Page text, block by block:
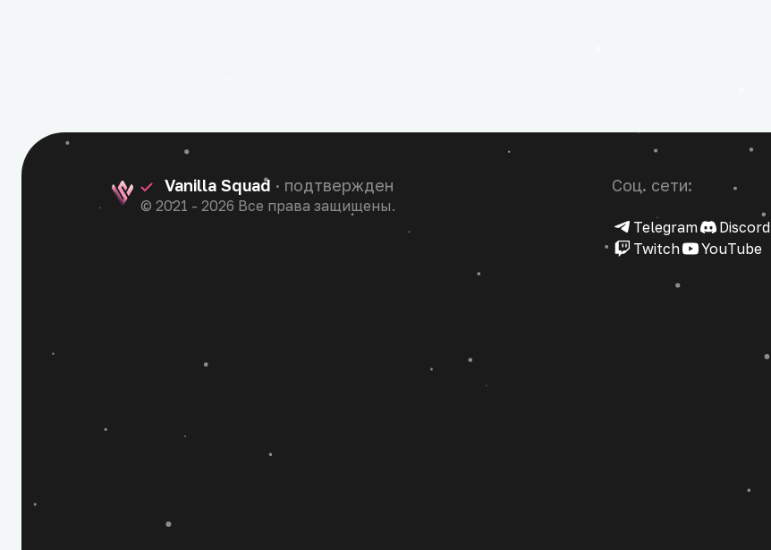
Vanilla Squad · подтвержден
© 2021 - 2026 Все права защищены.
Соц. сети:
Telegram Discord
Twitch
YouTube